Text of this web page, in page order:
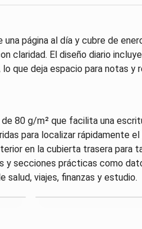
página al día y cubre de
claridad. El diseño diario
que deja espacio para notas y
80 g/m² que facilita una
para localizar rápidamente
en la cubierta trasera para
y secciones prácticas como
salud, viajes, finanzas y estudio.